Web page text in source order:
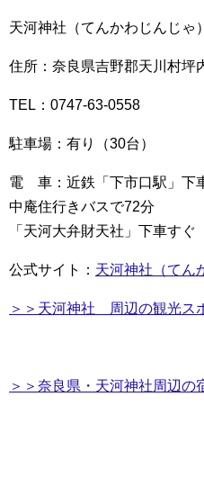
天河神社（てんかわじんじゃ）
住所：奈良県吉野郡天川村坪
TEL：0747-63-0558
駐車場：有り（30台）
電 車：近鉄「下市口駅」下
中庵住行きバスで72分
「天河大弁財天社」下車すぐ
公式サイト： 天河神社（てん
＞＞天河神社 周辺の観光ス
＞＞奈良県・天河神社周辺の